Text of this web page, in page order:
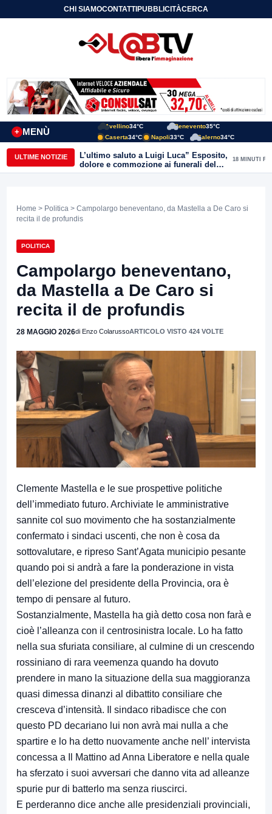
CHI SIAMOCONTATTIPUBBLICITÀCERCA
MENÙ
+
Avellino34°C Benevento35°C
Caserta34°C Napoli33°C Salerno34°C
ULTIME NOTIZIE
L’ultimo saluto a Luigi Luca” Esposito,
dolore e commozione ai funerali del
giornalista ucciso
18 MINUTI FA
Home > Politica > Campolargo beneventano, da Mastella a De Caro si
recita il de profundis
POLITICA
Campolargo beneventano,
da Mastella a De Caro si
recita il de profundis
28 MAGGIO 2026di Enzo ColarussoARTICOLO VISTO 424 VOLTE
Clemente Mastella e le sue prospettive politiche
dell’immediato futuro. Archiviate le amministrative
sannite col suo movimento che ha sostanzialmente
confermato i sindaci uscenti, che non è cosa da
sottovalutare, e ripreso Sant’Agata municipio pesante
quando poi si andrà a fare la ponderazione in vista
dell’elezione del presidente della Provincia, ora è
tempo di pensare al futuro.
Sostanzialmente, Mastella ha già detto cosa non farà e
cioè l’alleanza con il centrosinistra locale. Lo ha fatto
nella sua sfuriata consiliare, al culmine di un crescendo
rossiniano di rara veemenza quando ha dovuto
prendere in mano la situazione della sua maggioranza
quasi dimessa dinanzi al dibattito consiliare che
cresceva d’intensità. Il sindaco ribadisce che con
questo PD decariano lui non avrà mai nulla a che
spartire e lo ha detto nuovamente anche nell’ intervista
concessa a Il Mattino ad Anna Liberatore e nella quale
ha sferzato i suoi avversari che danno vita ad alleanze
spurie pur di batterlo ma senza riuscirci.
E perderanno dice anche alle presidenziali provinciali,